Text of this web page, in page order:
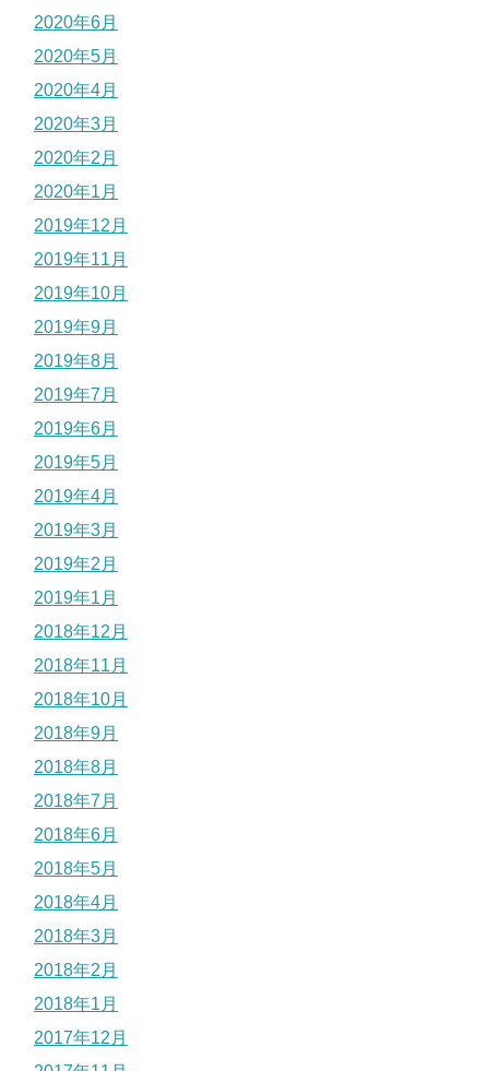
2020年6月
2020年5月
2020年4月
2020年3月
2020年2月
2020年1月
2019年12月
2019年11月
2019年10月
2019年9月
2019年8月
2019年7月
2019年6月
2019年5月
2019年4月
2019年3月
2019年2月
2019年1月
2018年12月
2018年11月
2018年10月
2018年9月
2018年8月
2018年7月
2018年6月
2018年5月
2018年4月
2018年3月
2018年2月
2018年1月
2017年12月